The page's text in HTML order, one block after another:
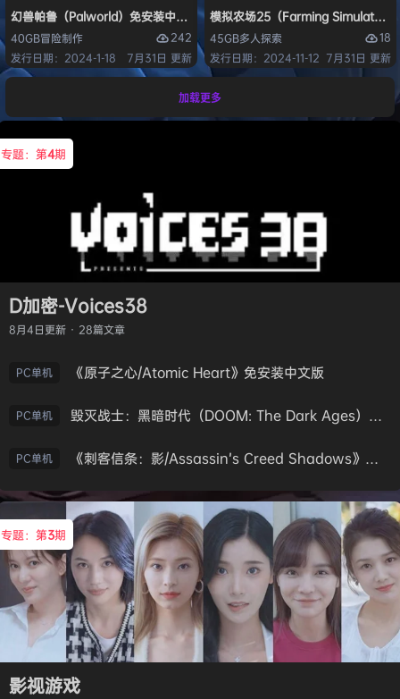
幻兽帕鲁（Palworld）免安装中文版
40GB冒险制作
242
发行日期：2024-1-18
7月31日 更新
模拟农场25（Farming Simulator
45GB多人探索
18
发行日期：2024-11-12 7月31日 更新
加载更多
专题：第4期
D加密-Voices38
8月4日更新 · 28篇文章
PC单机 《原子之心/Atomic Heart》免安装中文版
PC单机 毁灭战士：黑暗时代（DOOM: The Dark Ages）免安装中文版
PC单机 《刺客信条：影/Assassin’s Creed Shadows》免安装版，非虚拟机
专题：第3期
影视游戏